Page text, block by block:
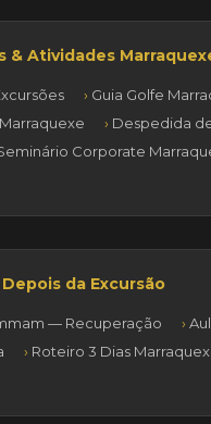
& Atividades
Guia Golfe
Despedida
Corporate
da Excursão
— Recuperação
Roteiro 3 Dias